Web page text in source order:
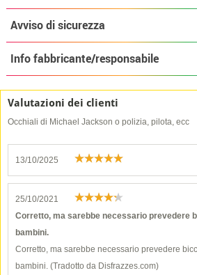
Avviso di sicurezza
Info fabbricante/responsabile
Valutazioni dei clienti
Occhiali di Michael Jackson o polizia, pilota, ecc
13/10/2025
25/10/2021
Corretto, ma sarebbe necessario prevedere
bambini.
Corretto, ma sarebbe necessario prevedere
bambini. (Tradotto da Disfrazzes.com)